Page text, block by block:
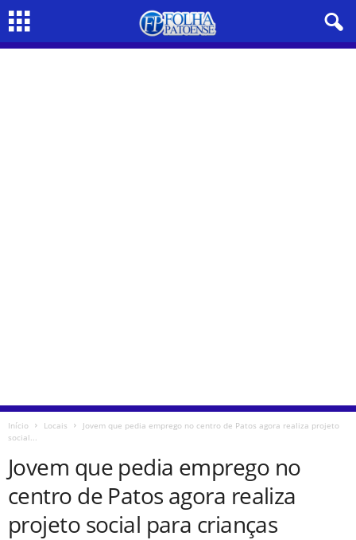
Início Locais
Jovem que pedia emprego no centro de Patos agora realiza projeto
social...
Jovem que pedia emprego no
centro de Patos agora realiza
projeto social para crianças